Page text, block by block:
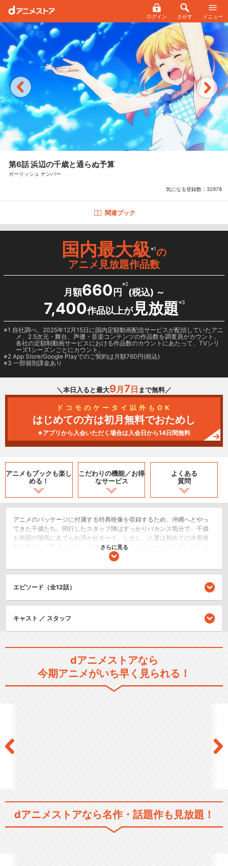
ログイン さがす メニュー
第6話 浜辺の千歳と通らぬ予算
ガーリッシュ ナンバー
気になる登録数： 32978
関連ブック
国内最大級※1の
アニメ見放題作品数
月額660 円
※2
(税込) ～
7,400作品以上が見放題※3
1 自社調べ。2025年12月15日に国内定額動画配信サービスが配信していたアニ
メ、2.5次元・舞台、声優・音楽コンテンツの作品数を調査員がカウント。
各社の定額制動画サービスにおける作品数のカウントにあたって、TVシリ
ーズ1シーズンごとにカウント。
2 App Store/Google Playでのご契約は月額760円(税込)
3 一部個別課金あり
＼本日入ると最大9月 7 日 まで無料／
ドコモのケータイ以外もOK
はじめての方は初月無料でおためし
※アプリから入会いただく場合は入会日から14日間無料
アニメもブックも楽し
める！
こだわりの機能／お得
なサービス
よくある
質問
アニメのパッケージに付属する特典映像を収録するため、沖縄へとやっ
てきた千歳たち。同行したスタッフ陣はすっかりバカンス気分で、千歳
も南国の陽気にあてられ浮かれモード。しかし、八重は初めての水着撮
影に緊張して震え上がり、京は作品の芳しくないセールスを思い浮かぬ
顔、百花はクールに通常運転、そして万葉は、意にそぐわぬ水着撮影に
楽しい酒盛りが始まったのだが！？
ドラマ/青春
コメディ/ギャグ
さらに見る
エピソード（全12話）
キャスト ／ スタッフ
dアニメストアなら
今期アニメがいち早く見られる！
dアニメストアなら名作・話題作も見放題！